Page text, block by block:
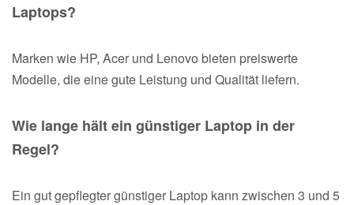
Laptops?
Marken wie HP, Acer und Lenovo bieten preiswerte
Modelle, die eine gute Leistung und Qualität liefern.
Wie lange hält ein günstiger Laptop in der
Regel?
Ein gut gepflegter günstiger Laptop kann zwischen 3 und 5